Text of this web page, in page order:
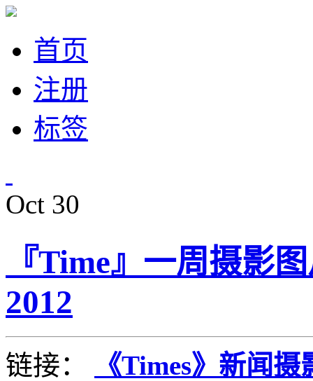
首页
注册
标签
Oct 30
『Time』一周摄影
2012
链接：
《Times》新闻